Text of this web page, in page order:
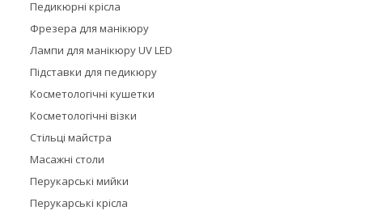
Педикюрні крісла
Фрезера для манікюру
Лампи для манікюру UV LED
Підставки для педикюру
Косметологічні кушетки
Косметологічні візки
Стільці майстра
Масажні столи
Перукарські мийки
Перукарські крісла